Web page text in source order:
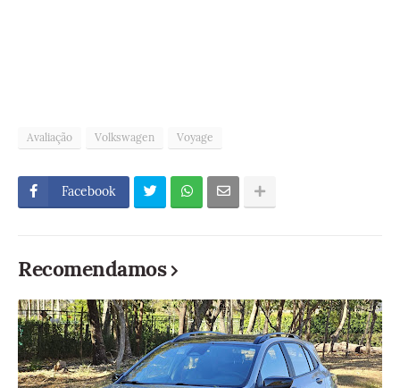
Avaliação Volkswagen Voyage
Facebook
Recomendamos